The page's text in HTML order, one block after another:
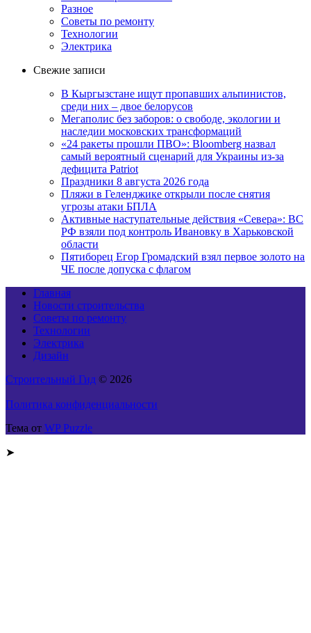
Разное
Советы по ремонту
Технологии
Электрика
Свежие записи
В Кыргызстане ищут пропавших альпинистов,
среди них – двое белорусов
Мегаполис без заборов: о свободе, экологии и
наследии московских трансформаций
«24 ракеты прошли ПВО»: Bloomberg назвал
самый вероятный сценарий для Украины из-за
дефицита Patriot
Праздники 8 августа 2026 года
Пляжи в Геленджике открыли после снятия
угрозы атаки БПЛА
Активные наступательные действия «Севера»: ВС
РФ взяли под контроль Ивановку в Харьковской
области
Пятиборец Егор Громадский взял первое золото на
ЧЕ после допуска с флагом
Главная
Новости строительства
Советы по ремонту
Технологии
Электрика
Дизайн
Строительный Гид © 2026
Политика конфиденциальности
Тема от WP Puzzle
➤